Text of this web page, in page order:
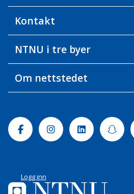
Kontakt
NTNU i tre byer
Om nettstedet
FacebookInstagramLinkedin
Logg inn